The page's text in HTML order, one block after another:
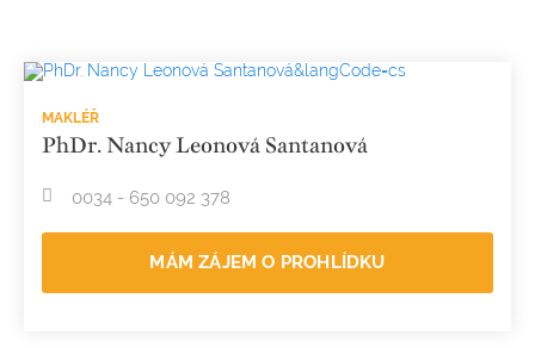
MAKLÉŘ
PhDr. Nancy Leonová Santanová
0034 - 650 092 378
MÁM ZÁJEM O PROHLÍDKU